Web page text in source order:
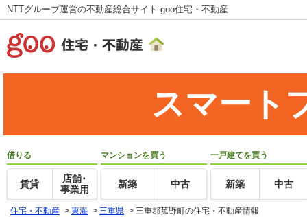
NTTグループ運営の不動産総合サイト goo住宅・不動産
スマート
借りる
賃貸
店舗･
事業用
マンションを買う
新築 中古
一戸建てを買う
新築 中古
住宅・不動産 > 東海 > 三重県 > 三重郡菰野町の住宅・不動産情報